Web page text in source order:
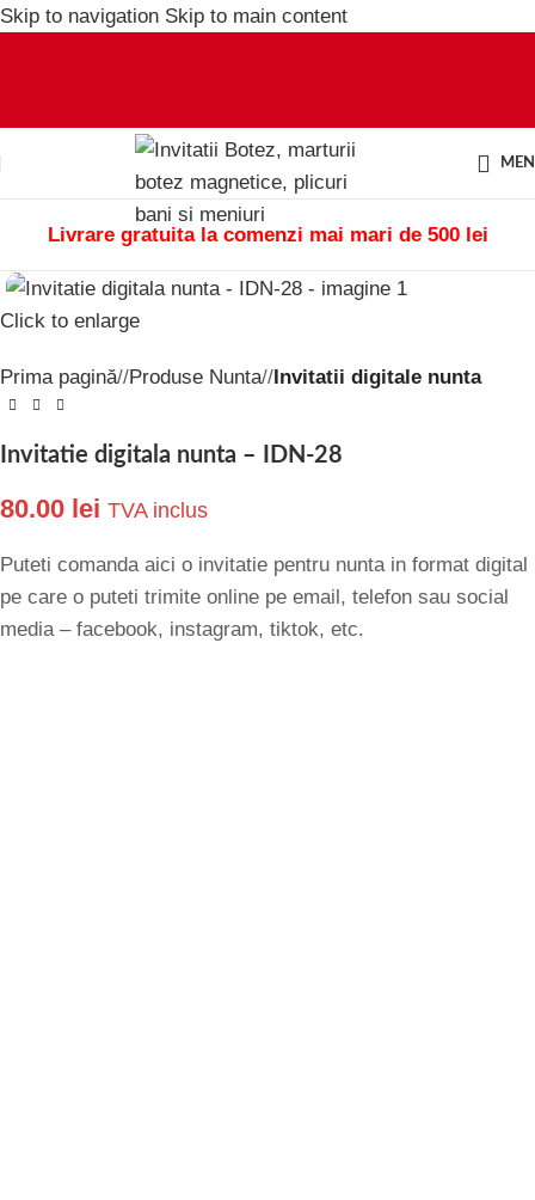
Skip to navigation Skip to main content
Livrare gratuita la comenzi mai mari de 500 lei
Click to enlarge
Prima pagină/ Produse Nunta/ Invitatii digitale nunta
Invitatie digitala nunta – IDN-28
80.00 lei TVA inclus
Puteti comanda aici o invitatie pentru nunta in format digital
pe care o puteti trimite online pe email, telefon sau social
media – facebook, instagram, tiktok, etc.